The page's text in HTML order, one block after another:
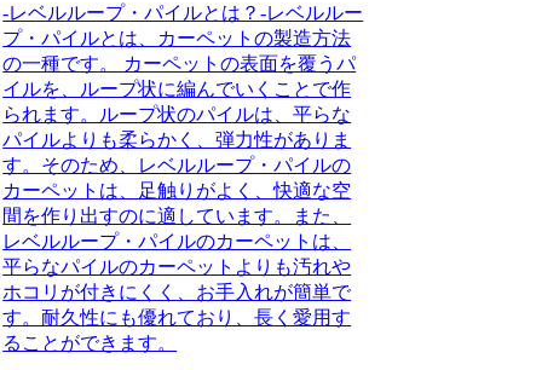
-レベルループ・パイルとは？-レベルルー
プ・パイルとは、カーペットの製造方法
の一種です。 カーペットの表面を覆うパ
イルを、ループ状に編んでいくことで作
られます。ループ状のパイルは、平らな
パイルよりも柔らかく、弾力性がありま
す。そのため、レベルループ・パイルの
カーペットは、足触りがよく、快適な空
間を作り出すのに適しています。また、
レベルループ・パイルのカーペットは、
平らなパイルのカーペットよりも汚れや
ホコリが付きにくく、お手入れが簡単で
す。耐久性にも優れており、長く愛用す
ることができます。